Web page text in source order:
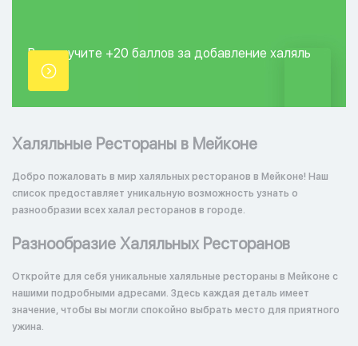
Вы получите +20 баллов за добавление халяль
точки.
Халяльные Рестораны в Мейконе
Добро пожаловать в мир халяльных ресторанов в Мейконе! Наш
список предоставляет уникальную возможность узнать о
разнообразии всех халал ресторанов в городе.
Разнообразие Халяльных Ресторанов
Откройте для себя уникальные халяльные рестораны в Мейконе с
нашими подробными адресами. Здесь каждая деталь имеет
значение, чтобы вы могли спокойно выбрать место для приятного
ужина.